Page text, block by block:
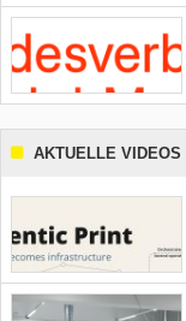
AKTUELLE VIDEOS